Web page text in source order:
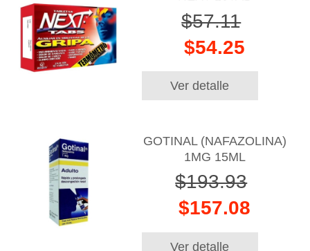
$57.11
$54.25
Ver detalle
GOTINAL (NAFAZOLINA)
1MG 15ML
$193.93
$157.08
Ver detalle